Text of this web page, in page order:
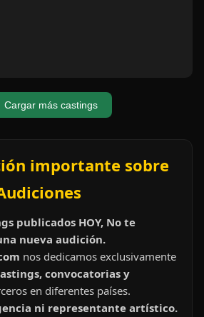
Cargar más castings
importante sobre
publicados HOY, No te
nueva audición.
nos dedicamos exclusivamente
convocatorias y
en diferentes países.
ni representante artístico.